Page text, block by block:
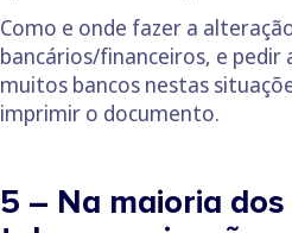
Como e onde fazer a
bancários/financeiros, e
muitos bancos nestas
imprimir o documento.
5 – Na maioria